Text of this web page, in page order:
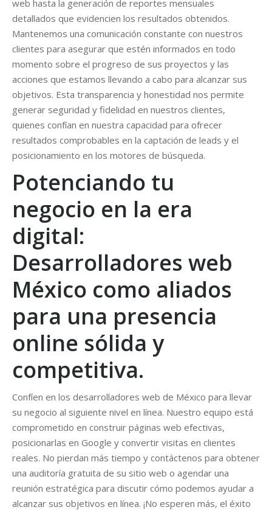
web hasta la generación de reportes mensuales
detallados que evidencien los resultados obtenidos.
Mantenemos una comunicación constante con nuestros
clientes para asegurar que estén informados en todo
momento sobre el progreso de sus proyectos y las
acciones que estamos llevando a cabo para alcanzar sus
objetivos. Esta transparencia y honestidad nos permite
generar seguridad y fidelidad en nuestros clientes,
quienes confían en nuestra capacidad para ofrecer
resultados comprobables en la captación de leads y el
posicionamiento en los motores de búsqueda.
Potenciando tu
negocio en la era
digital:
Desarrolladores web
México como aliados
para una presencia
online sólida y
competitiva.
Confíen en los desarrolladores web de México para llevar
su negocio al siguiente nivel en línea. Nuestro equipo está
comprometido en construir páginas web efectivas,
posicionarlas en Google y convertir visitas en clientes
reales. No pierdan más tiempo y contáctenos para obtener
una auditoría gratuita de su sitio web o agendar una
reunión estratégica para discutir cómo podemos ayudar a
alcanzar sus objetivos en línea. ¡No esperen más, el éxito